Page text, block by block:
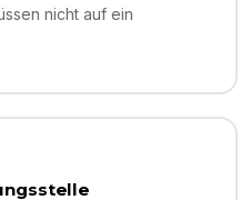
nicht auf ein